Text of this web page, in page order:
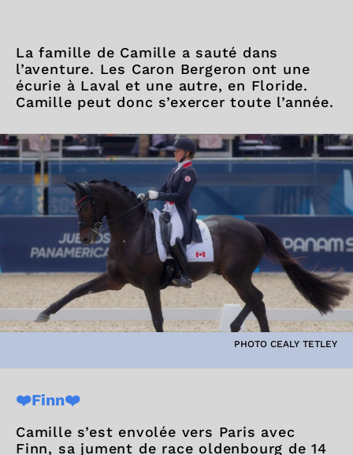
La famille de Camille a sauté dans
l’aventure. Les Caron Bergeron ont une
écurie à Laval et une autre, en Floride.
Camille peut donc s’exercer toute l’année.
PHOTO CEALY TETLEY
❤️Finn❤️
Camille s’est envolée vers Paris avec
Finn, sa jument de race oldenbourg de 14